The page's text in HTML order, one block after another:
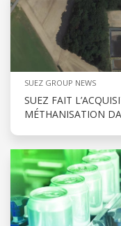
SUEZ GROUP NEWS
SUEZ FAIT
MÉTHANISATION